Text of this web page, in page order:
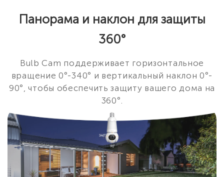
Панорама и наклон для защиты
360°
Bulb Cam поддерживает горизонтальное
вращение 0°-340° и вертикальный наклон 0°-
90°, чтобы обеспечить защиту вашего дома на
360°.